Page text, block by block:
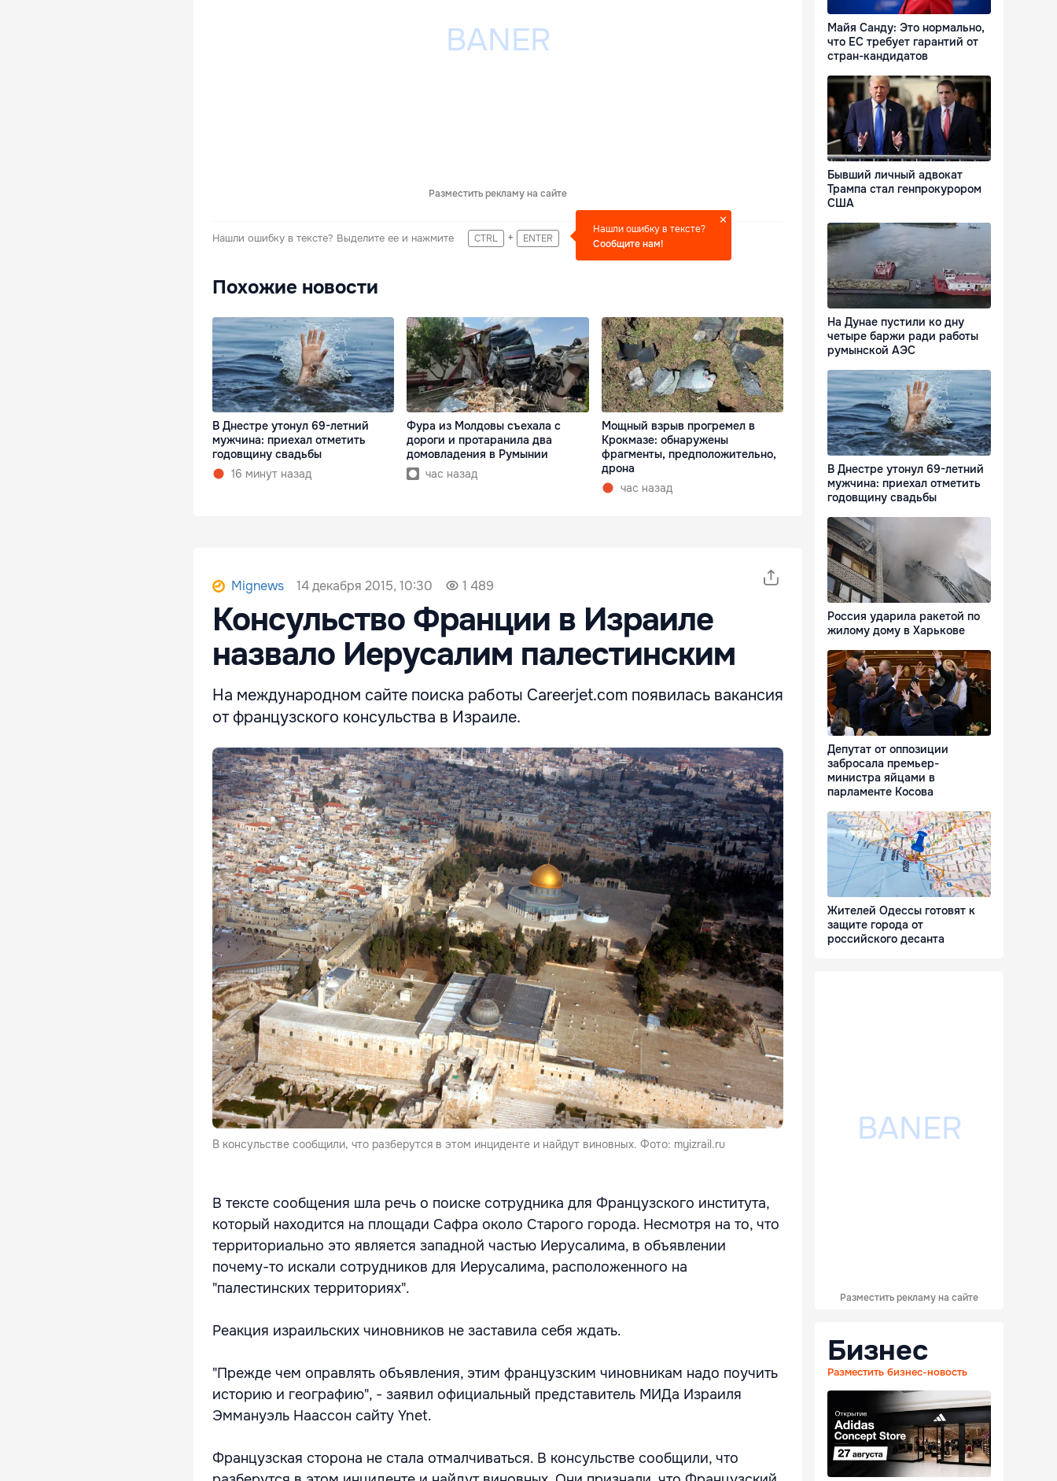
Разместить рекламу на сайте
Нашли ошибку в тексте? Выделите ее и нажмите CTRL + ENTER
Нашли ошибку в тексте?
Сообщите нам!
Похожие новости
В Днестре утонул 69-летний
мужчина: приехал отметить
годовщину свадьбы
16 минут назад
Фура из Молдовы съехала с
дороги и протаранила два
домовладения в Румынии
час назад
Мощный взрыв прогремел в
Крокмазе: обнаружены
фрагменты, предположительно,
дрона
час назад
Mignews 14 декабря 2015, 10:30 1 489
Консульство Франции в Израиле
назвало Иерусалим палестинским
На международном сайте поиска работы Careerjet.com появилась вакансия
от французского консульства в Израиле.
В консульстве сообщили, что разберутся в этом инциденте и найдут виновных. Фото: myizrail.ru
В тексте сообщения шла речь о поиске сотрудника для Французского института,
который находится на площади Сафра около Старого города. Несмотря на то, что
территориально это является западной частью Иерусалима, в объявлении
почему-то искали сотрудников для Иерусалима, расположенного на
"палестинских территориях".
Реакция израильских чиновников не заставила себя ждать.
"Прежде чем оправлять объявления, этим французским чиновникам надо поучить
историю и географию", - заявил официальный представитель МИДа Израиля
Эммануэль Наассон сайту Ynet.
Французская сторона не стала отмалчиваться. В консульстве сообщили, что
Майя Санду: Это нормально,
что ЕС требует гарантий от
стран-кандидатов
Бывший личный адвокат
Трампа стал генпрокурором
США
На Дунае пустили ко дну
четыре баржи ради работы
румынской АЭС
В Днестре утонул 69-летний
мужчина: приехал отметить
годовщину свадьбы
Россия ударила ракетой по
жилому дому в Харькове
Депутат от оппозиции
забросала премьер-
министра яйцами в
парламенте Косова
Жителей Одессы готовят к
защите города от
российского десанта
Разместить рекламу на сайте
Бизнес
Разместить бизнес-новость